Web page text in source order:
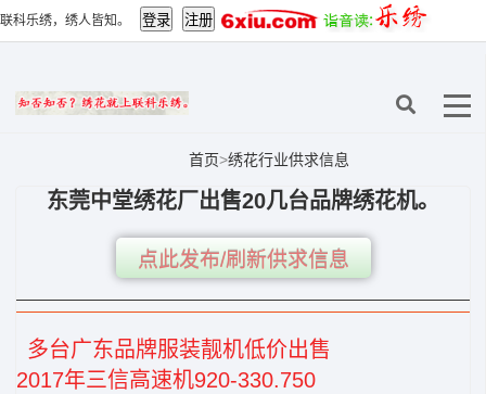
联科乐绣，绣人皆知。
首页>绣花行业供求信息
东莞中堂绣花厂出售20几台品牌绣花机。
点此发布/刷新供求信息
多台广东品牌服装靓机低价出售
2017年三信高速机920-330.750